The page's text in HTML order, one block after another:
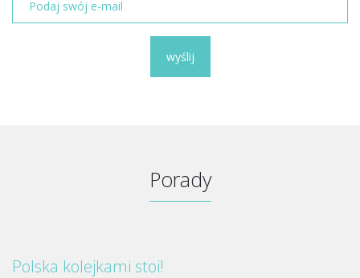
wyślij
Porady
Polska kolejkami stoi!